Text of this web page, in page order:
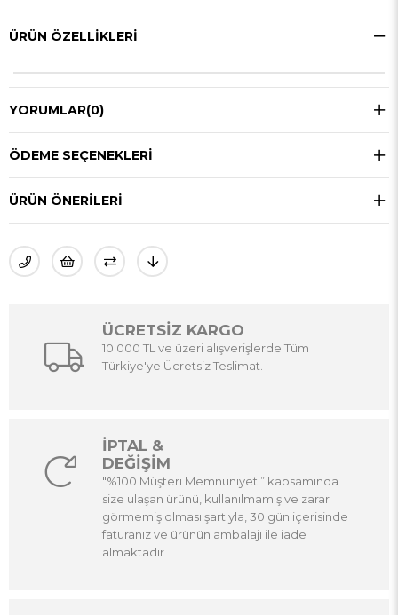
ÜRÜN ÖZELLIKLERI
YORUMLAR(0)
ÖDEME SEÇENEKLERI
ÜRÜN ÖNERILERI
ÜCRETSİZ KARGO
10.000 TL ve üzeri alışverişlerde Tüm
Türkiye'ye Ücretsiz Teslimat.
İPTAL &
DEĞİŞİM
"%100 Müşteri Memnuniyeti” kapsamında
size ulaşan ürünü, kullanılmamış ve zarar
görmemiş olması şartıyla, 30 gün içerisinde
faturanız ve ürünün ambalajı ile iade
almaktadır